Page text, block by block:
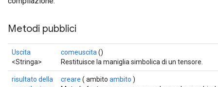
Metodi pubblici
Uscita
<Stringa>
comeuscita ()
Restituisce la maniglia simbolica di un tensore.
risultato della
creare ( ambito ambito )